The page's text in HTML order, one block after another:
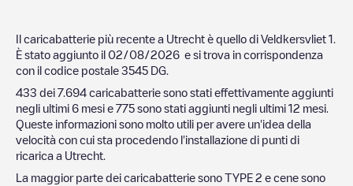
Il caricabatterie più recente a Utrecht è quello di Veldkersvliet 1
È stato aggiunto il 02/08/2026 e si trova in corrispondenza
con il codice postale 3545 DG
433 dei 7.694 caricabatterie sono stati effettivamente aggiunti
negli ultimi 6 mesi e 775 sono stati aggiunti negli ultimi 12 mesi.
Queste informazioni sono molto utili per avere un'idea della
velocità con cui sta procedendo l'installazione di punti di
ricarica a Utrecht
La maggior parte dei caricabatterie sono TYPE 2 e cene sono